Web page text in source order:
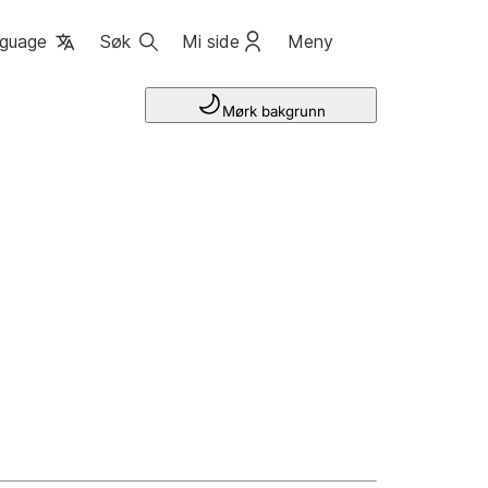
Søk Mi side Meny
Mørk bakgrunn